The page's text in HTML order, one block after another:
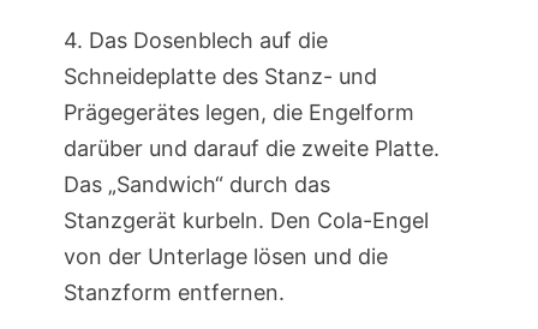
4. Das Dosenblech auf die
Schneideplatte des Stanz- und
Prägegerätes legen, die Engelform
darüber und darauf die zweite Platte.
Das „Sandwich“ durch das
Stanzgerät kurbeln. Den Cola-Engel
von der Unterlage lösen und die
Stanzform entfernen.